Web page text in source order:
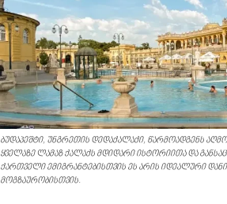
ბუდაპეშტი, უნგრეთის დედაქალაქი, წარმოადგენს
ყველაზე ლამაზ ქალაქს მდიდარი ისტორიითა და
ქართველი ემიგრანტებისთვის ეს არის იდეალური
მოგზაურობისთვის.